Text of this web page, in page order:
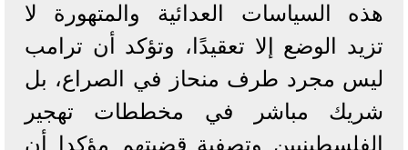
هذه السياسات العدائية والمتهورة لا
تزيد الوضع إلا تعقيدًا، وتؤكد أن ترامب
ليس مجرد طرف منحاز في الصراع، بل
شريك مباشر في مخططات تهجير
الفلسطينيين وتصفية قضيتهم مؤكدا أن